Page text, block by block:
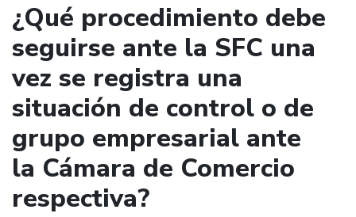
¿Qué procedimiento debe
seguirse ante la SFC una
vez se registra una
situación de control o de
grupo empresarial ante
la Cámara de Comercio
respectiva?